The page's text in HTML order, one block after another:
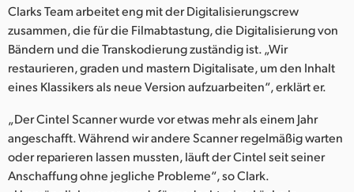
United Kingdom
United States
Clarks Team arbeitet eng mit der Digitalisierungscrew
zusammen, die für die Filmabtastung, die Digitalisierung von
Bändern und die Transkodierung zuständig ist. „Wir
restaurieren, graden und mastern Digitalisate, um den Inhalt
eines Klassikers als neue Version aufzuarbeiten“, erklärt er.
„Der Cintel Scanner wurde vor etwas mehr als einem Jahr
angeschafft. Während wir andere Scanner regelmäßig warten
oder reparieren lassen mussten, läuft der Cintel seit seiner
Anschaffung ohne jegliche Probleme“, so Clark.